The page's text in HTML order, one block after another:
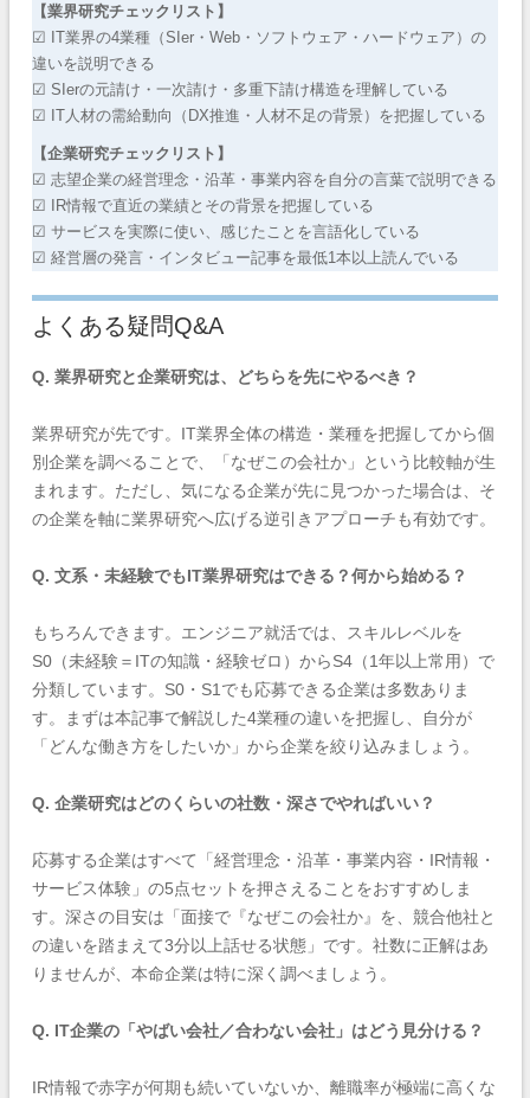
【業界研究チェックリスト】
☑ IT業界の4業種（SIer・Web・ソフトウェア・ハードウェア）の
違いを説明できる
☑ SIerの元請け・一次請け・多重下請け構造を理解している
☑ IT人材の需給動向（DX推進・人材不足の背景）を把握している
【企業研究チェックリスト】
☑ 志望企業の経営理念・沿革・事業内容を自分の言葉で説明できる
☑ IR情報で直近の業績とその背景を把握している
☑ サービスを実際に使い、感じたことを言語化している
☑ 経営層の発言・インタビュー記事を最低1本以上読んでいる
よくある疑問Q&A
Q. 業界研究と企業研究は、どちらを先にやるべき？
業界研究が先です。IT業界全体の構造・業種を把握してから個
別企業を調べることで、「なぜこの会社か」という比較軸が生
まれます。ただし、気になる企業が先に見つかった場合は、そ
の企業を軸に業界研究へ広げる逆引きアプローチも有効です。
Q. 文系・未経験でもIT業界研究はできる？何から始める？
もちろんできます。エンジニア就活では、スキルレベルを
S0（未経験＝ITの知識・経験ゼロ）からS4（1年以上常用）で
分類しています。S0・S1でも応募できる企業は多数ありま
す。まずは本記事で解説した4業種の違いを把握し、自分が
「どんな働き方をしたいか」から企業を絞り込みましょう。
Q. 企業研究はどのくらいの社数・深さでやればいい？
応募する企業はすべて「経営理念・沿革・事業内容・IR情報・
サービス体験」の5点セットを押さえることをおすすめしま
す。深さの目安は「面接で『なぜこの会社か』を、競合他社と
の違いを踏まえて3分以上話せる状態」です。社数に正解はあ
りませんが、本命企業は特に深く調べましょう。
Q. IT企業の「やばい会社／合わない会社」はどう見分ける？
IR情報で赤字が何期も続いていないか、離職率が極端に高くな